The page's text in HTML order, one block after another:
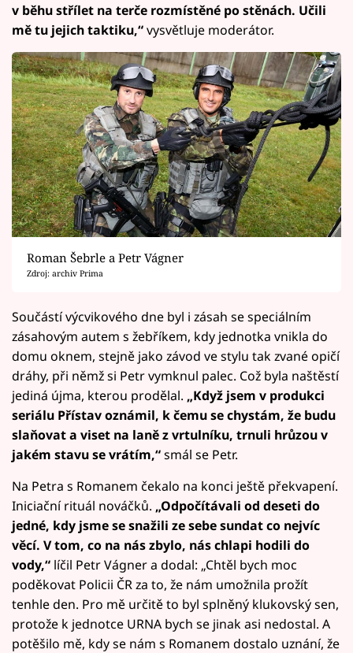
v běhu střílet na terče rozmístěné po stěnách. Učili
mě tu jejich taktiku,“vysvětluje moderátor.
Roman Šebrle a Petr Vágner
Zdroj: archiv Prima
Součástí výcvikového dne byl i zásah se speciálním
zásahovým autem s žebříkem, kdy jednotka vnikla do
domu oknem, stejně jako závod ve stylu tak zvané opičí
dráhy, při němž si Petr vymknul palec. Což byla naštěstí
jediná újma, kterou prodělal. „Když jsem v produkci
seriálu Přístav oznámil, k čemu se chystám, že budu
slaňovat a viset na laně z vrtulníku, trnuli hrůzou v
jakém stavu se vrátím,“smál se Petr.
Na Petra s Romanem čekalo na konci ještě překvapení.
Iniciační rituál nováčků. „Odpočítávali od deseti do
jedné, kdy jsme se snažili ze sebe sundat co nejvíc
věcí. V tom, co na nás zbylo, nás chlapi hodili do
vody,“ líčil Petr Vágner a dodal: „Chtěl bych moc
poděkovat Policii ČR za to, že nám umožnila prožít
tenhle den. Pro mě určitě to byl splněný klukovský sen,
protože k jednotce URNA bych se jinak asi nedostal. A
potěšilo mě, kdy se nám s Romanem dostalo uznání, že